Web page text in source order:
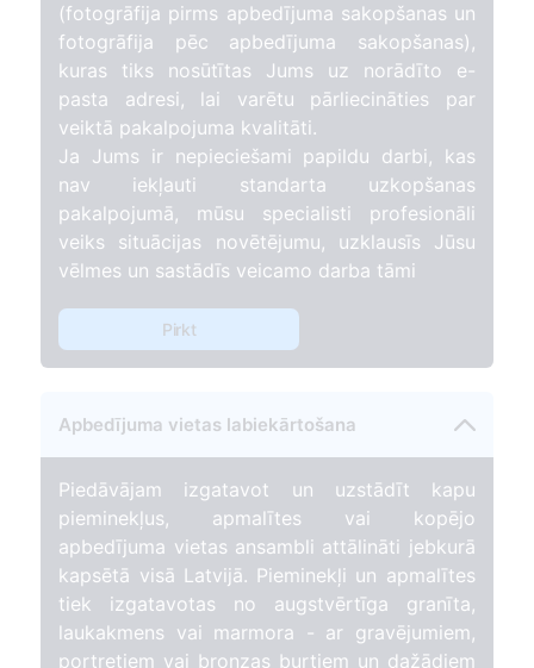
(fotogrāfija pirms apbedījuma sakopšanas un
fotogrāfija pēc apbedījuma sakopšanas),
kuras tiks nosūtītas Jums uz norādīto e-
pasta adresi, lai varētu pārliecināties par
veiktā pakalpojuma kvalitāti.
Ja Jums ir nepieciešami papildu darbi, kas
nav iekļauti standarta uzkopšanas
pakalpojumā, mūsu specialisti profesionāli
veiks situācijas novētējumu, uzklausīs Jūsu
vēlmes un sastādīs veicamo darba tāmi
Pirkt
Apbedījuma vietas labiekārtošana
Piedāvājam izgatavot un uzstādīt kapu
pieminekļus, apmalītes vai kopējo
apbedījuma vietas ansambli attālināti jebkurā
kapsētā visā Latvijā. Pieminekļi un apmalītes
tiek izgatavotas no augstvērtīga granīta,
laukakmens vai marmora - ar gravējumiem,
portretiem vai bronzas burtiem un dažādiem